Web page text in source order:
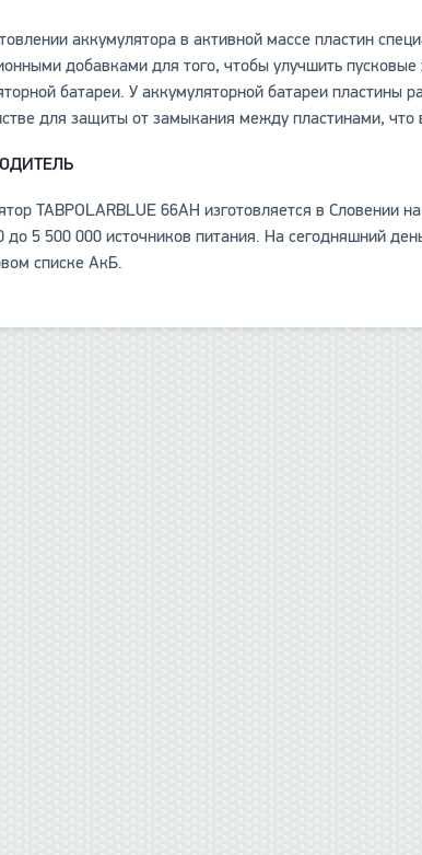
аккумулятора в активной массе пластин
добавками для того, чтобы улучшить пусковые
батареи. У аккумуляторной батареи пластины
для защиты от замыкания между пластинами, что
TABPOLARBLUE 66AH изготовляется в Словении
до 5 500 000 источников питания. На сегодняшний
списке АкБ.